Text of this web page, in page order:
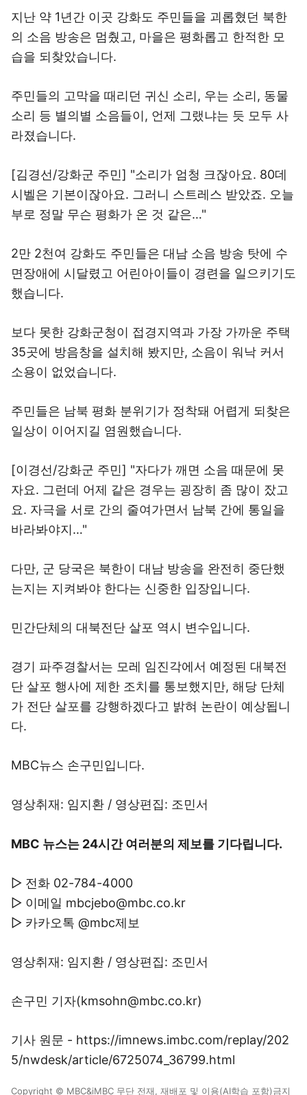
지난 약 1년간 이곳 강화도 주민들을 괴롭혔던 북한
의 소음 방송은 멈췄고, 마을은 평화롭고 한적한 모
습을 되찾았습니다.
주민들의 고막을 때리던 귀신 소리, 우는 소리, 동물
소리 등 별의별 소음들이, 언제 그랬냐는 듯 모두 사
라졌습니다.
[김경선/강화군 주민] "소리가 엄청 크잖아요. 80데
시벨은 기본이잖아요. 그러니 스트레스 받았죠. 오늘
부로 정말 무슨 평화가 온 것 같은…"
2만 2천여 강화도 주민들은 대남 소음 방송 탓에 수
면장애에 시달렸고 어린아이들이 경련을 일으키기도
했습니다.
보다 못한 강화군청이 접경지역과 가장 가까운 주택
35곳에 방음창을 설치해 봤지만, 소음이 워낙 커서
소용이 없었습니다.
주민들은 남북 평화 분위기가 정착돼 어렵게 되찾은
일상이 이어지길 염원했습니다.
[이경선/강화군 주민] "자다가 깨면 소음 때문에 못
자요. 그런데 어제 같은 경우는 굉장히 좀 많이 잤고
요. 자극을 서로 간의 줄여가면서 남북 간에 통일을
바라봐야지…"
다만, 군 당국은 북한이 대남 방송을 완전히 중단했
는지는 지켜봐야 한다는 신중한 입장입니다.
민간단체의 대북전단 살포 역시 변수입니다.
경기 파주경찰서는 모레 임진각에서 예정된 대북전
단 살포 행사에 제한 조치를 통보했지만, 해당 단체
가 전단 살포를 강행하겠다고 밝혀 논란이 예상됩니
다.
MBC뉴스 손구민입니다.
영상취재: 임지환 / 영상편집: 조민서
MBC 뉴스는 24시간 여러분의 제보를 기다립니다.
▷ 전화 02-784-4000
▷ 이메일 mbcjebo@mbc.co.kr
▷ 카카오톡 @mbc제보
영상취재: 임지환 / 영상편집: 조민서
손구민 기자(kmsohn@mbc.co.kr)
기사 원문 - https://imnews.imbc.com/replay/202
5/nwdesk/article/6725074_36799.html
Copyright © MBC&iMBC 무단 전재, 재배포 및 이용(AI학습 포함)금지